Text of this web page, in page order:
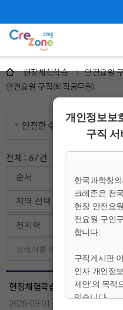
본
주하
안전요원 구직(퇴직공무
현장체험학습
안전요원
안전요원 구직(퇴직공무원)
안전한 수학여행을 위한 안
개인정보보
구직 서
한국과학창
크레존은 전
현장 안전요
전요원 구인
합니다.
구직게시판
인자 개인정
제안'의 목적
있습니다.
전체 : 67건 페이지 :
현장체험학습 안전요원 구직
2026-09-01~2026-12-31